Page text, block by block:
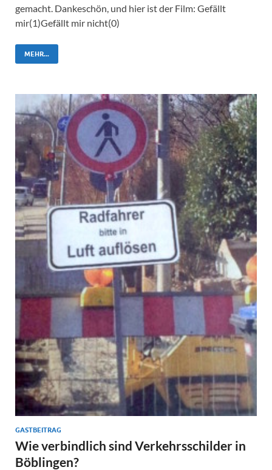
gemacht. Dankeschön, und hier ist der Film: Gefällt
mir(1)Gefällt mir nicht(0)
MEHR...
GASTBEITRAG
Wie verbindlich sind Verkehrsschilder in
Böblingen?